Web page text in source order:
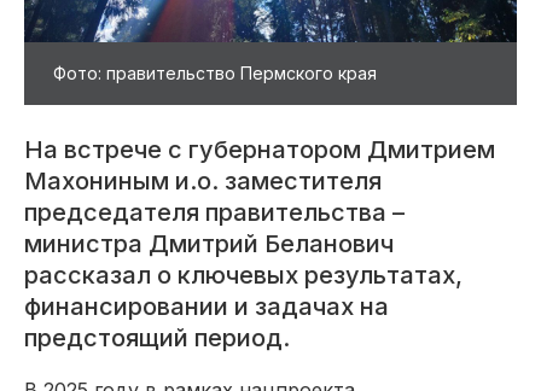
Фото: правительство Пермского края
На встрече с губернатором Дмитрием
Махониным и.о. заместителя
председателя правительства –
министра Дмитрий Беланович
рассказал о ключевых результатах,
финансировании и задачах на
предстоящий период.